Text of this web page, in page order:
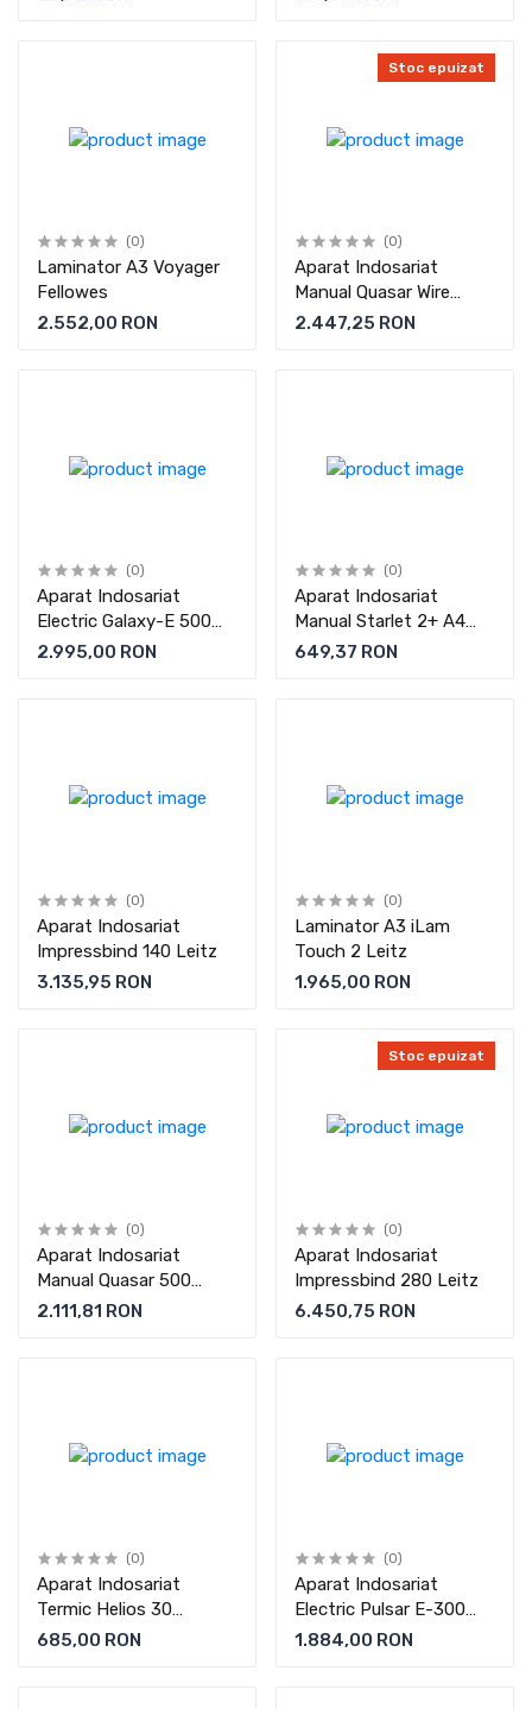
(0)
Laminator A3 Voyager
Fellowes
2.552,00 RON
Stoc epuizat
(0)
Aparat Indosariat
Manual Quasar Wire
Fellowes
2.447,25 RON
(0)
Aparat Indosariat
Electric Galaxy-E 500
Fellowes
2.995,00 RON
(0)
Aparat Indosariat
Manual Starlet 2+ A4
Fellowes
649,37 RON
(0)
Aparat Indosariat
Impressbind 140 Leitz
3.135,95 RON
(0)
Laminator A3 iLam
Touch 2 Leitz
1.965,00 RON
(0)
Aparat Indosariat
Manual Quasar 500
Fellowes
2.111,81 RON
Stoc epuizat
(0)
Aparat Indosariat
Impressbind 280 Leitz
6.450,75 RON
(0)
Aparat Indosariat
Termic Helios 30
Fellowes
685,00 RON
(0)
Aparat Indosariat
Electric Pulsar E-300
Fellowes
1.884,00 RON